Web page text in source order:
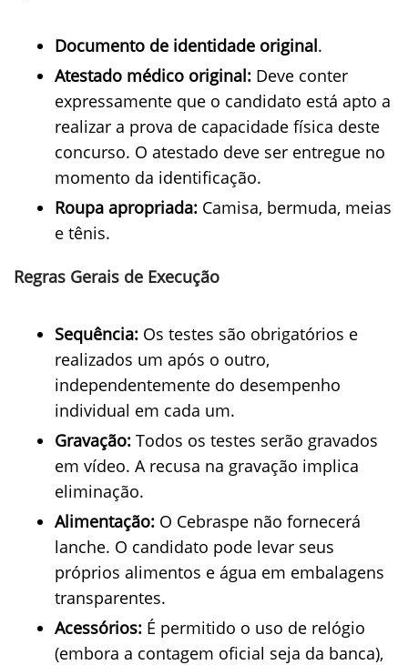
Documento de identidade original.
Atestado médico original: Deve conter
expressamente que o candidato está apto a
realizar a prova de capacidade física deste
concurso. O atestado deve ser entregue no
momento da identificação.
Roupa apropriada: Camisa, bermuda, meias
e tênis.
Regras Gerais de Execução
Sequência: Os testes são obrigatórios e
realizados um após o outro,
independentemente do desempenho
individual em cada um.
Gravação: Todos os testes serão gravados
em vídeo. A recusa na gravação implica
eliminação.
Alimentação: O Cebraspe não fornecerá
lanche. O candidato pode levar seus
próprios alimentos e água em embalagens
transparentes.
Acessórios: É permitido o uso de relógio
(embora a contagem oficial seja da banca),